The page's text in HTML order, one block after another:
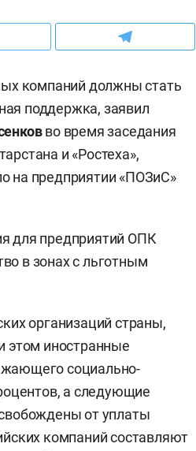
компаний должны стать
поддержка, заявил
во время заседания
и «Ростеха»,
на предприятии «ПОЗиС»
для предприятий ОПК
в зонах с льготным
организаций страны,
этом иностранные
социально-
а следующие
от уплаты
компаний составляют